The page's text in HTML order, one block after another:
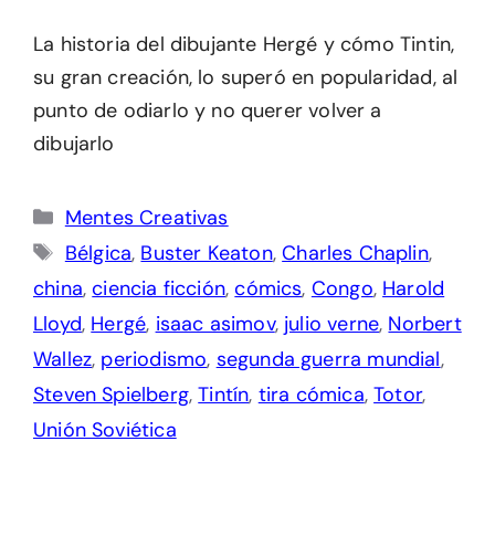
La historia del dibujante Hergé y cómo Tintin,
su gran creación, lo superó en popularidad, al
punto de odiarlo y no querer volver a
dibujarlo
Categorías
Mentes Creativas
Etiquetas
Bélgica, Buster Keaton,Charles Chaplin,
china,ciencia ficción,cómics, Congo, Harold
Lloyd, Hergé, isaac asimov, julio verne, Norbert
Wallez, periodismo, segunda guerra mundial,
Steven Spielberg,Tintín, tira cómica,Totor,
Unión Soviética